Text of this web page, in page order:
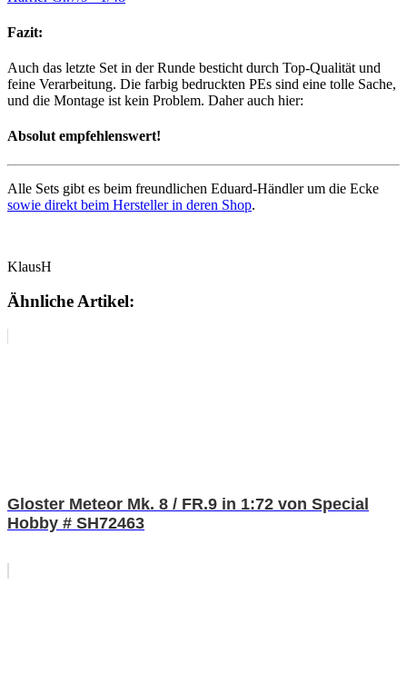
Fazit:
Auch das letzte Set in der Runde besticht durch Top-Qualität und
feine Verarbeitung. Die farbig bedruckten PEs sind eine tolle Sache,
und die Montage ist kein Problem. Daher auch hier:
Absolut empfehlenswert!
Alle Sets gibt es beim freundlichen Eduard-Händler um die Ecke
sowie direkt beim Hersteller in deren Shop.
KlausH
Ähnliche Artikel:
Gloster Meteor Mk. 8 / FR.9 in 1:72 von Special
Hobby # SH72463